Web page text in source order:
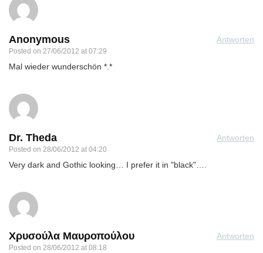
Anonymous
Posted on 27/06/2012 at 07:29
Antworten
Mal wieder wunderschön *.*
Dr. Theda
Posted on 28/06/2012 at 04:20
Antworten
Very dark and Gothic looking… I prefer it in "black"….
Χρυσούλα Μαυροπούλου
Posted on 28/06/2012 at 08:18
Antworten